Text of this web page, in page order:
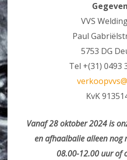
VVS
Paul
5753 DG
Tel +(31) 0493
KvK
Vanaf 28 oktober 2024 is
en afhaalbalie alleen nog
08.00-12.00 uur of